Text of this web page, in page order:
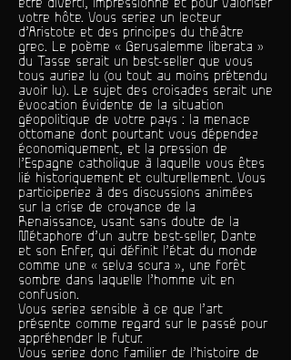
être diverti, impressionné et pour valoriser
votre hôte. Vous seriez un lecteur
d’Aristote et des principes du théâtre
grec. Le poème « Gerusalemme liberata »
du Tasse serait un best-seller que vous
tous auriez lu (ou tout au moins prétendu
avoir lu). Le sujet des croisades serait une
évocation évidente de la situation
géopolitique de votre pays : la menace
ottomane dont pourtant vous dépendez
économiquement, et la pression de
l’Espagne catholique à laquelle vous êtes
lié historiquement et culturellement. Vous
participeriez à des discussions animées
sur la crise de croyance de la
Renaissance, usant sans doute de la
Métaphore d’un autre best-seller, Dante
et son Enfer, qui définit l’état du monde
comme une « selva scura », une forêt
sombre dans laquelle l’homme vit en
confusion.
Vous seriez sensible à ce que l’art
présente comme regard sur le passé pour
appréhender le futur.
Vous seriez donc familier de l’histoire de